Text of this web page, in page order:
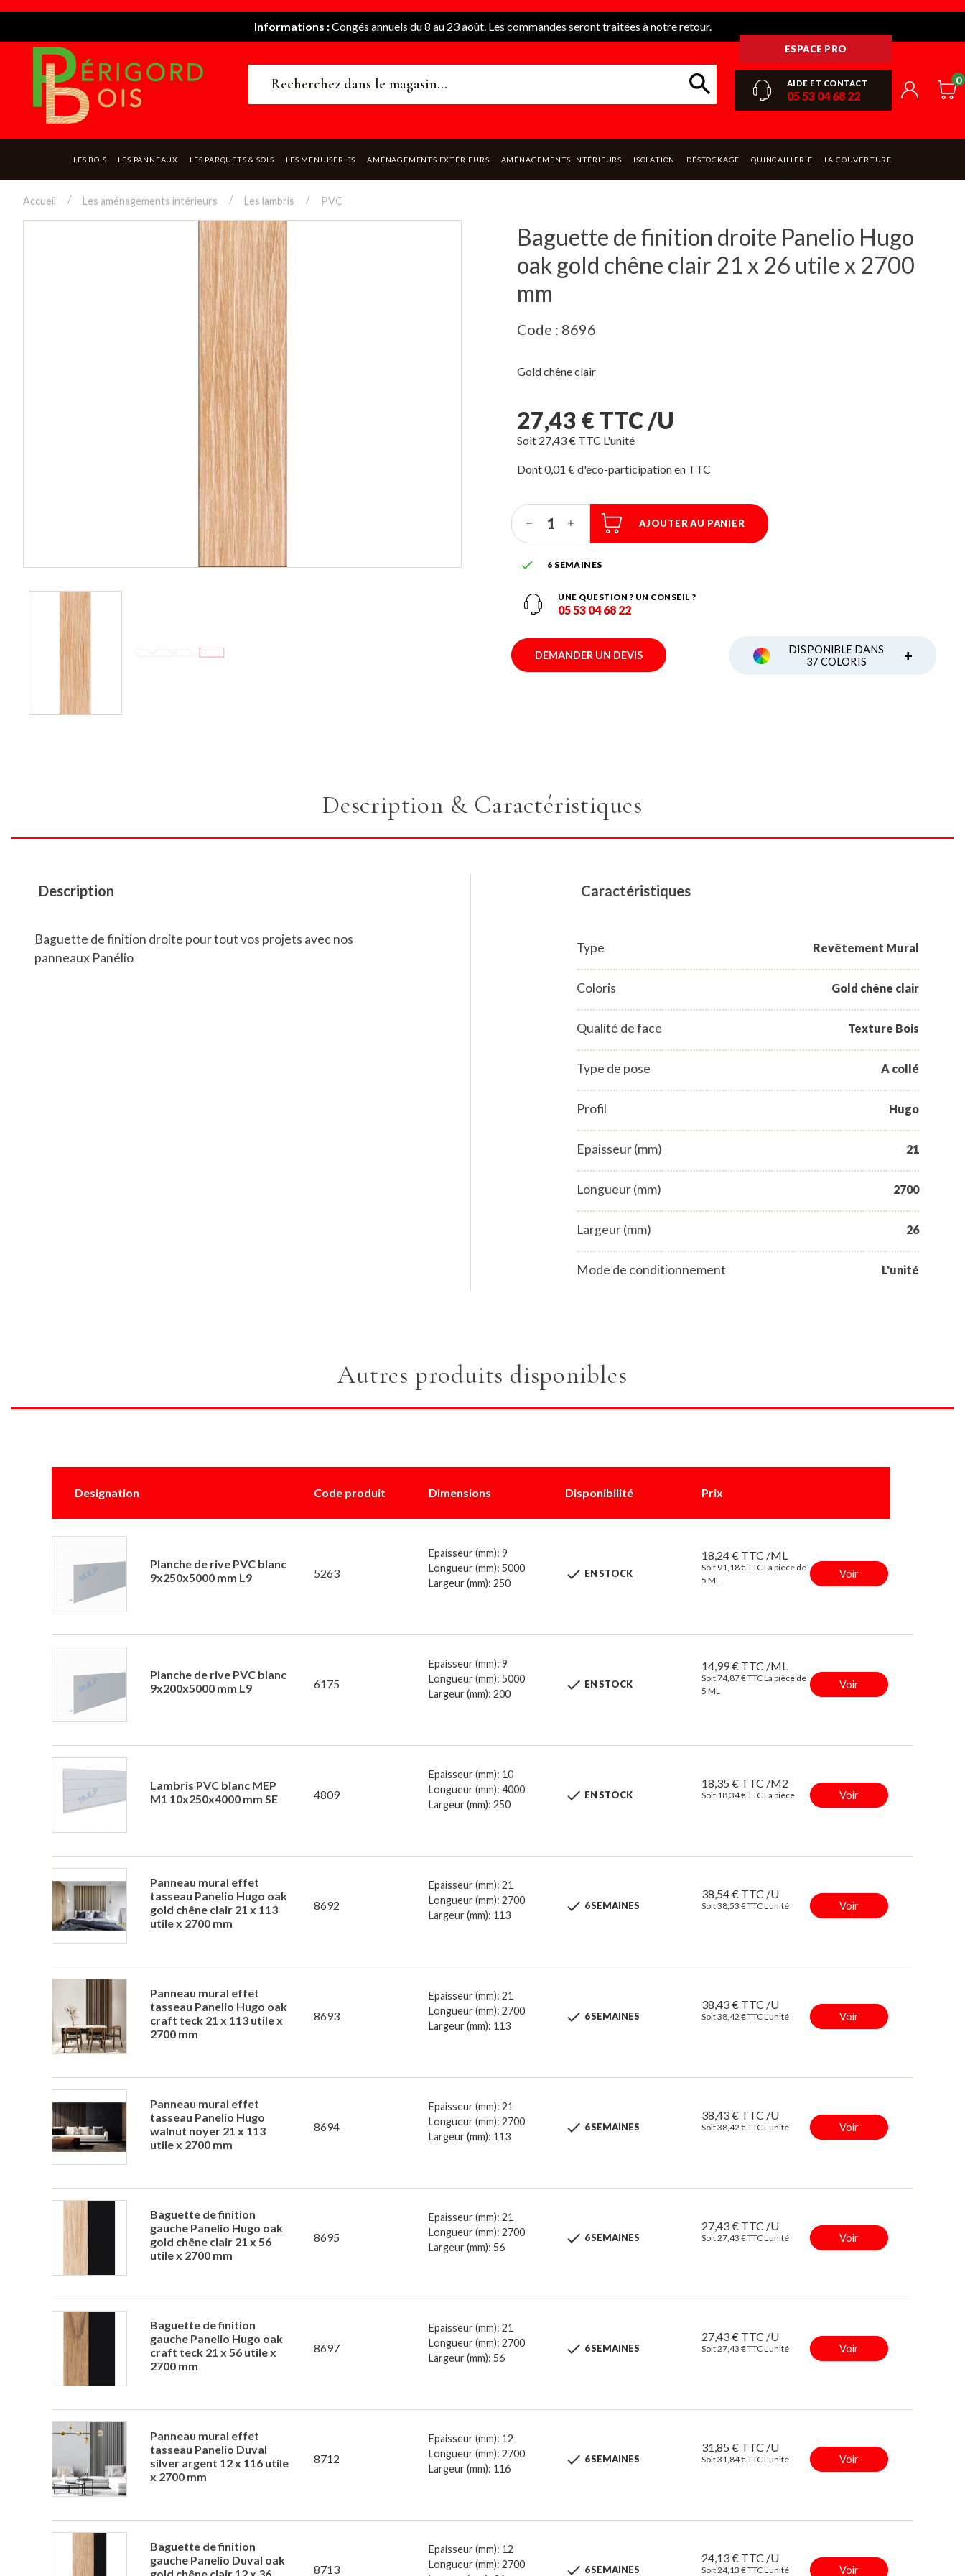
Informations :Congés annuels du 8 au 23 août. Les commandes seront traitées à notre retour.
ESPACE PRO
AIDE ET CONTACT
05 53 04 68 22
0
LES BOIS LES PANNEAUX LES PARQUETS & SOLS LES MENUISERIES AMÉNAGEMENTS EXTÉRIEURS AMÉNAGEMENTS INTÉRIEURS ISOLATION DÉSTOCKAGE QUINCAILLERIE LA COUVERTURE
Accueil Les aménagements intérieurs Les lambris PVC
Baguette de finition droite Panelio Hugo
oak gold chêne clair 21 x 26 utile x 2700
mm
Code : 8696
Gold chêne clair
27,43 € TTC /U
Soit 27,43 € TTC L'unité
Dont 0,01 € d'éco-participation
AJOUTER AU PANIER
 6 SEMAINES
UNE QUESTION ? UN CONSEIL ?
05 53 04 68 22
DEMANDER UN DEVIS
DISPONIBLE DANS
37 COLORIS
+
Description & Caractéristiques
Description
Baguette de finition droite pour tout vos projets avec nos
panneaux Panélio
Caractéristiques
Type Revêtement Mural
Coloris Gold chêne clair
Qualité de face Texture Bois
Type de pose A collé
Profil Hugo
Epaisseur (mm) 21
Longueur (mm) 2700
Largeur (mm) 26
Mode de conditionnement L'unité
Autres produits disponibles
Designation Code produit Dimensions Disponibilité Prix
Planche de rive PVC blanc
9x250x5000 mm L9
5263
Epaisseur (mm): 9
Longueur (mm): 5000
Largeur (mm): 250
 EN STOCK
18,24 € TTC /ML
Soit 91,18 € TTC La pièce de
5 ML
Voir
Planche de rive PVC blanc
9x200x5000 mm L9
6175
Epaisseur (mm): 9
Longueur (mm): 5000
Largeur (mm): 200
 EN STOCK
14,99 € TTC /ML
Soit 74,87 € TTC La pièce de
5 ML
Voir
Lambris PVC blanc MEP
M1 10x250x4000 mm SE
4809
Epaisseur (mm): 10
Longueur (mm): 4000
Largeur (mm): 250
 EN STOCK
18,35 € TTC /M2
Soit 18,34 € TTC La pièce Voir
Panneau mural effet
tasseau Panelio Hugo oak
gold chêne clair 21 x 113
utile x 2700 mm
8692
Epaisseur (mm): 21
Longueur (mm): 2700
Largeur (mm): 113
 6 SEMAINES
38,54 € TTC /U
Soit 38,53 € TTC L'unité Voir
Panneau mural effet
tasseau Panelio Hugo oak
craft teck 21 x 113 utile x
2700 mm
8693
Epaisseur (mm): 21
Longueur (mm): 2700
Largeur (mm): 113
 6 SEMAINES
38,43 € TTC /U
Soit 38,42 € TTC L'unité Voir
Panneau mural effet
tasseau Panelio Hugo
walnut noyer 21 x 113
utile x 2700 mm
8694
Epaisseur (mm): 21
Longueur (mm): 2700
Largeur (mm): 113
 6 SEMAINES
38,43 € TTC /U
Soit 38,42 € TTC L'unité Voir
Baguette de finition
gauche Panelio Hugo oak
gold chêne clair 21 x 56
utile x 2700 mm
8695
Epaisseur (mm): 21
Longueur (mm): 2700
Largeur (mm): 56
 6 SEMAINES
27,43 € TTC /U
Soit 27,43 € TTC L'unité Voir
Baguette de finition
gauche Panelio Hugo oak
craft teck 21 x 56 utile x
2700 mm
8697
Epaisseur (mm): 21
Longueur (mm): 2700
Largeur (mm): 56
 6 SEMAINES
27,43 € TTC /U
Soit 27,43 € TTC L'unité Voir
Panneau mural effet
tasseau Panelio Duval
silver argent 12 x 116 utile
x 2700 mm
8712
Epaisseur (mm): 12
Longueur (mm): 2700
Largeur (mm): 116
 6 SEMAINES
31,85 € TTC /U
Soit 31,84 € TTC L'unité Voir
Baguette de finition
gauche Panelio Duval oak
8713
Epaisseur (mm): 12
Longueur (mm): 2700
 6 SEMAINES
24,13 € TTC /U
Soit 24,13 € TTC L'unité Voir